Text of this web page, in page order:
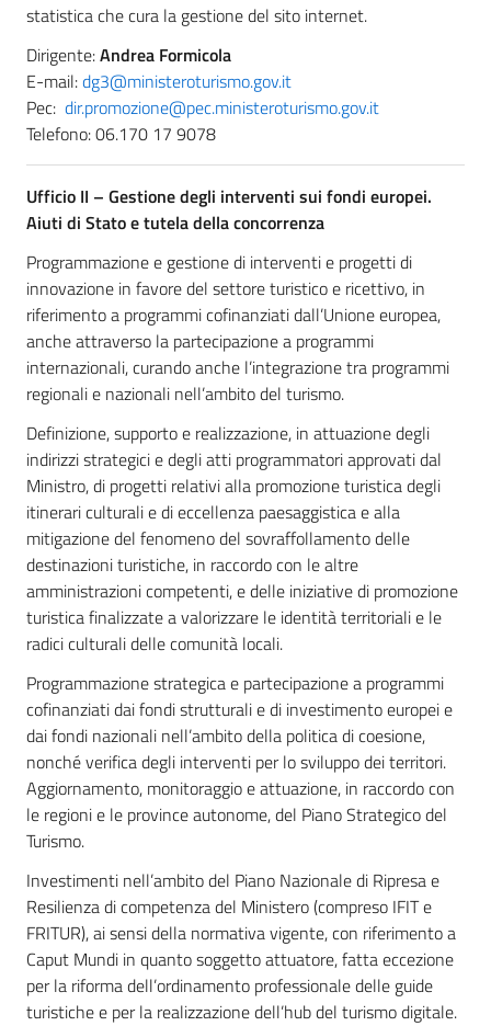
statistica che cura la gestione del sito internet.
Dirigente:Andrea Formicola
E-mail:dg3@ministeroturismo.gov.it
Pec: dir.promozione@pec.ministeroturismo.gov.it
Telefono: 06.170 17 9078
Ufficio II – Gestione degli interventi sui fondi europei.
Aiuti di Stato e tutela della concorrenza
Programmazione e gestione di interventi e progetti di
innovazione in favore del settore turistico e ricettivo, in
riferimento a programmi cofinanziati dall’Unione europea,
anche attraverso la partecipazione a programmi
internazionali, curando anche l’integrazione tra programmi
regionali e nazionali nell’ambito del turismo.
Definizione, supporto e realizzazione, in attuazione degli
indirizzi strategici e degli atti programmatori approvati dal
Ministro, di progetti relativi alla promozione turistica degli
itinerari culturali e di eccellenza paesaggistica e alla
mitigazione del fenomeno del sovraffollamento delle
destinazioni turistiche, in raccordo con le altre
amministrazioni competenti, e delle iniziative di promozione
turistica finalizzate a valorizzare le identità territoriali e le
radici culturali delle comunità locali.
Programmazione strategica e partecipazione a programmi
cofinanziati dai fondi strutturali e di investimento europei e
dai fondi nazionali nell’ambito della politica di coesione,
nonché verifica degli interventi per lo sviluppo dei territori.
Aggiornamento, monitoraggio e attuazione, in raccordo con
le regioni e le province autonome, del Piano Strategico del
Turismo.
Investimenti nell’ambito del Piano Nazionale di Ripresa e
Resilienza di competenza del Ministero (compreso IFIT e
FRITUR), ai sensi della normativa vigente, con riferimento a
Caput Mundi in quanto soggetto attuatore, fatta eccezione
per la riforma dell’ordinamento professionale delle guide
turistiche e per la realizzazione dell’hub del turismo digitale.